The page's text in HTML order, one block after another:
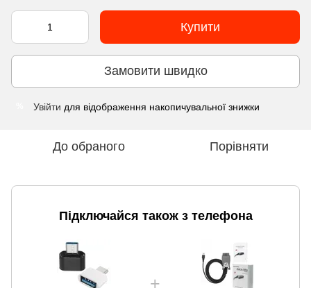
Купити
Замовити швидко
Увійти для відображення накопичувальної знижки
До обраного Порівняти
Підключайся також з телефона